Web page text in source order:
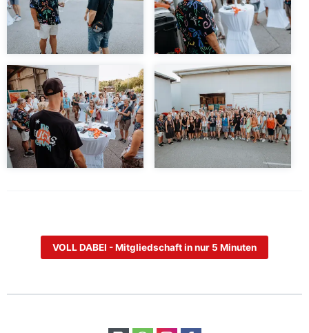
VOLL DABEI - Mitgliedschaft in nur 5 Minuten